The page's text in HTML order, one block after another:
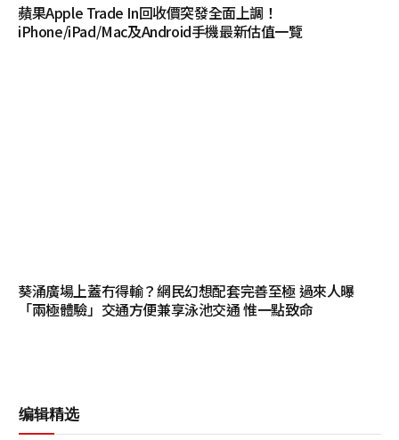
蘋果Apple Trade In回收價突發全面上調！
iPhone/iPad/Mac及Android手機最新估值一覽
葵涌廣場上蓋冇得輸？網民幻想配套完善至極 過來人曝
「兩極體驗」交通方便兼享泳池交通 惟一點致命
编辑精选